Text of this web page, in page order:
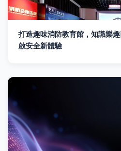
打造趣味消防教育館，知識樂
啟安全新體驗